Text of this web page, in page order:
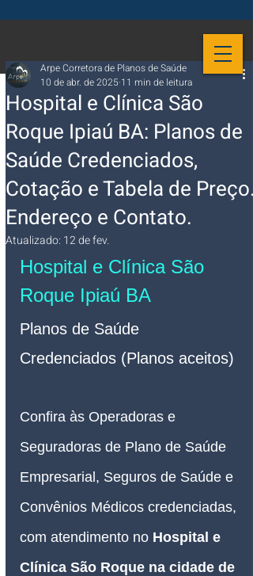
Hospital e Clínica São
Roque Ipiaú BA: Planos de
Saúde Credenciados,
Cotação e Tabela de Preço.
Endereço e Contato.
Arpe Corretora de Planos de Saúde
10 de abr. de 2025 11 min de leitura
Atualizado: 12 de fev.
Hospital e Clínica São
Roque Ipiaú BA
Planos de Saúde
Credenciados (Planos aceitos)
Confira às Operadoras e
Seguradoras de Plano de Saúde
Empresarial, Seguros de Saúde e
Convênios Médicos credenciadas,
com atendimento no Hospital e
Clínica São Roque na cidade de